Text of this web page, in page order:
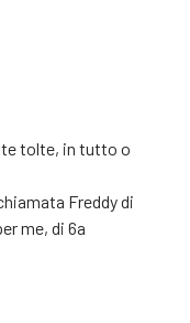
tolte, in tutto o
Freddy di
me, di 6a